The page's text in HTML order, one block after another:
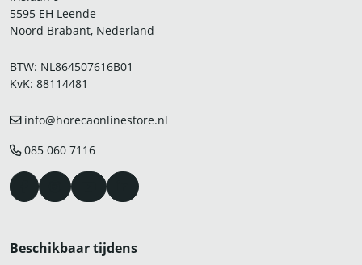
5595 EH Leende
Noord Brabant, Nederland
BTW: NL864507616B01
KvK: 88114481
info@horecaonlinestore.nl
085 060 7116
Beschikbaar tijdens